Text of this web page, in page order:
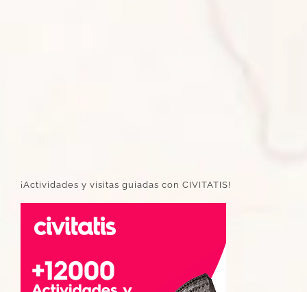
¡Actividades y visitas guiadas con CIVITATIS!